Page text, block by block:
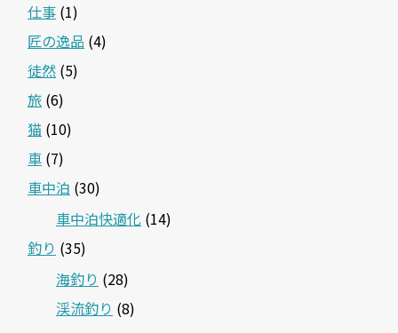
仕事 (1)
匠の逸品 (4)
徒然 (5)
旅 (6)
猫 (10)
車 (7)
車中泊 (30)
車中泊快適化 (14)
釣り (35)
海釣り (28)
渓流釣り (8)